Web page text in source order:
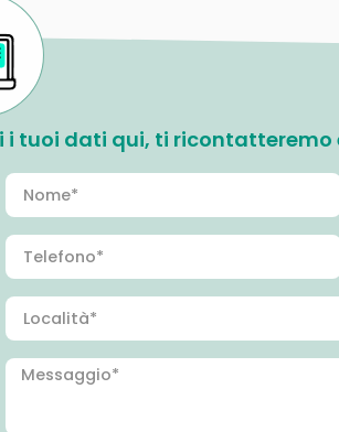
i tuoi dati qui, ti ricontatteremo